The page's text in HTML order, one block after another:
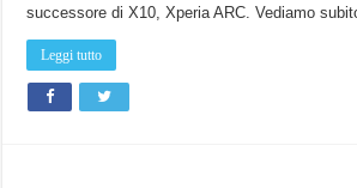
successore di X10, Xperia ARC. Vediamo
Leggi tutto